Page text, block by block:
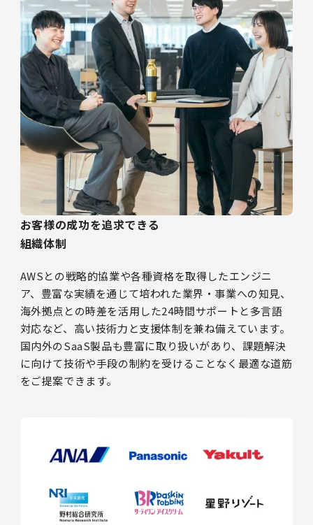
お客様の成功を追求できる
組織体制
AWSとの戦略的協業や各種資格を取得したエンジニ
ア、豊富な実績を通じて培われた業界・事業への知見、
海外拠点との時差を活用した24時間サポートと多言語
対応など、高い技術力と支援体制を兼ね備えています。
国内外のSaaS製品も豊富に取り扱いがあり、課題解決
に向けて技術や手段の制約を受けることなく最適な道筋
をご提案できます。